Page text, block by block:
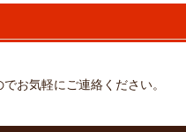
お気軽にご連絡ください。